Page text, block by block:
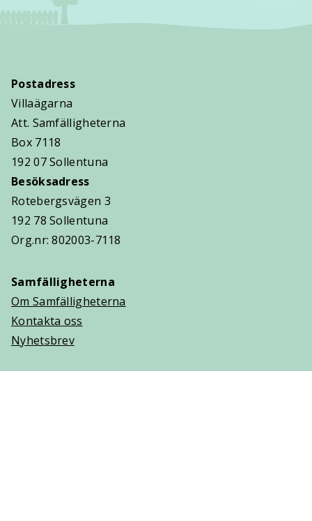
Postadress
Villaägarna
Att. Samfälligheterna
Box 7118
192 07 Sollentuna
Besöksadress
Rotebergsvägen 3
192 78 Sollentuna
Org.nr: 802003-7118
Samfälligheterna
Om Samfälligheterna
Kontakta oss
Nyhetsbrev